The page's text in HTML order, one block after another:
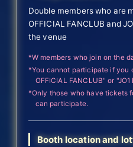
Double members who are
OFFICIAL FANCLUB and
the venue
*W members who join on the
*You cannot participate if you
OFFICIAL FANCLUB" or "JO1
*Only those who have tickets
can participate.
Booth location and